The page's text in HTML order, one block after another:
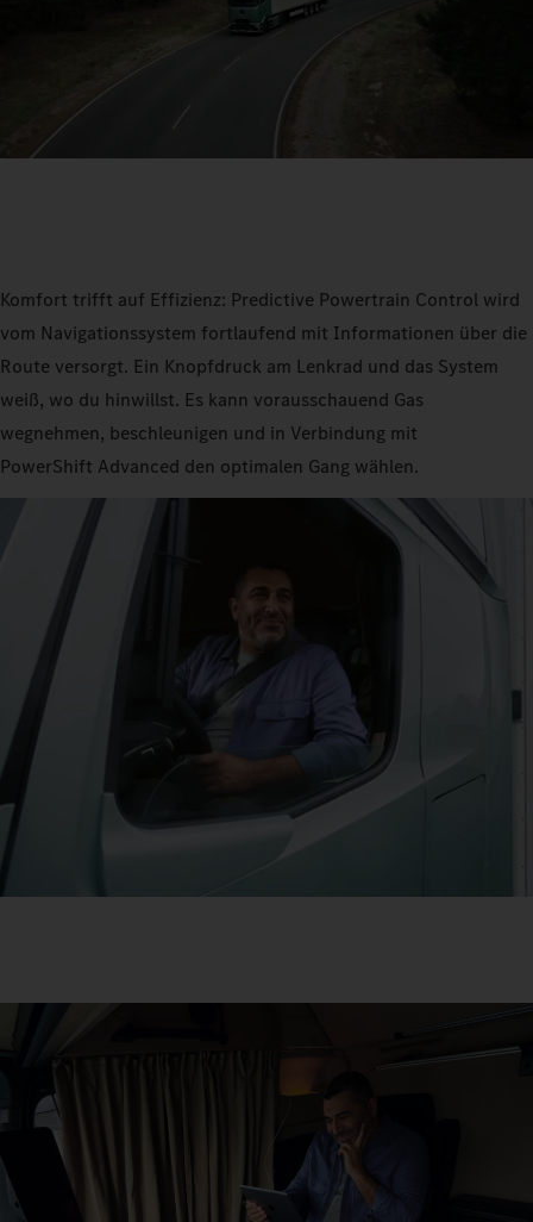
Komfort trifft auf Effizienz: Predictive Powertrain Control wird
vom Navigationssystem fortlaufend mit Informationen über die
Route versorgt. Ein Knopfdruck am Lenkrad und das System
weiß, wo du hinwillst. Es kann vorausschauend Gas
wegnehmen, beschleunigen und in Verbindung mit
PowerShift Advanced den optimalen Gang wählen.